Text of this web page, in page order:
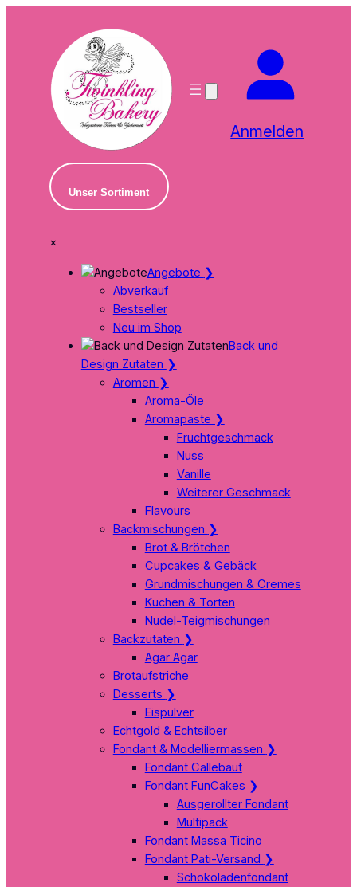
Anmelden
Unser Sortiment
×
Angebote ❯
Abverkauf
Bestseller
Neu im Shop
Back und
Design Zutaten ❯
Aromen ❯
Aroma-Öle
Aromapaste ❯
Fruchtgeschmack
Nuss
Vanille
Weiterer Geschmack
Flavours
Backmischungen ❯
Brot & Brötchen
Cupcakes & Gebäck
Grundmischungen & Cremes
Kuchen & Torten
Nudel-Teigmischungen
Backzutaten ❯
Agar Agar
Brotaufstriche
Desserts ❯
Eispulver
Echtgold & Echtsilber
Fondant & Modelliermassen ❯
Fondant Callebaut
Fondant FunCakes ❯
Ausgerollter Fondant
Multipack
Fondant Massa Ticino
Fondant Pati-Versand ❯
Schokoladenfondant